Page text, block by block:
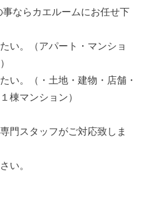
ならカエルームにお任せ下
い。（アパート・マンショ
い。（・土地・建物・店舗・
棟マンション）
門スタッフがご対応致しま
い。